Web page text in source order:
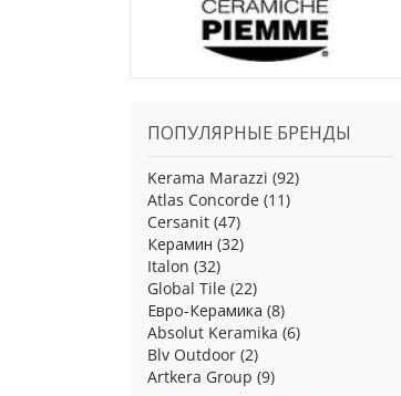
ПОПУЛЯРНЫЕ БРЕНДЫ
Kerama Marazzi (92)
Atlas Concorde (11)
Cersanit (47)
Керамин (32)
Italon (32)
Global Tile (22)
Евро-Керамика (8)
Absolut Keramika (6)
Blv Outdoor (2)
Artkera Group (9)